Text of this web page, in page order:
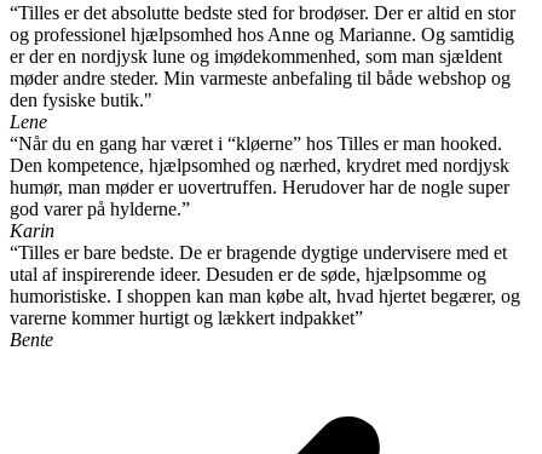
“Tilles er det absolutte bedste sted for brodøser. Der er altid en stor
og professionel hjælpsomhed hos Anne og Marianne. Og samtidig
er der en nordjysk lune og imødekommenhed, som man sjældent
møder andre steder. Min varmeste anbefaling til både webshop og
den fysiske butik."
Lene
“Når du en gang har været i “kløerne” hos Tilles er man hooked.
Den kompetence, hjælpsomhed og nærhed, krydret med nordjysk
humør, man møder er uovertruffen. Herudover har de nogle super
god varer på hylderne.”
Karin
“Tilles er bare bedste. De er bragende dygtige undervisere med et
utal af inspirerende ideer. Desuden er de søde, hjælpsomme og
humoristiske. I shoppen kan man købe alt, hvad hjertet begærer, og
varerne kommer hurtigt og lækkert indpakket”
Bente